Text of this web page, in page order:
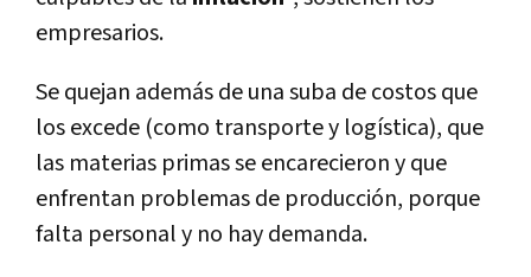
empresarios.
Se quejan además de una suba de costos que
los excede (como transporte y logística), que
las materias primas se encarecieron y que
enfrentan problemas de producción, porque
falta personal y no hay demanda.